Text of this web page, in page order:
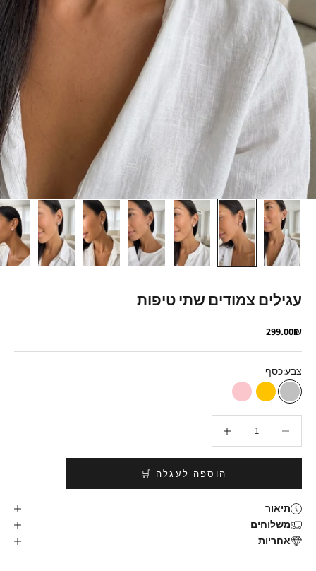
עגילים צמודים שתי טיפות
מחיר מבצע
299.00₪
צבע:כסף
כסף זהב
רוז גולד
הוספה לעגלה 🛒
תיאור
משלוחים
אחריות